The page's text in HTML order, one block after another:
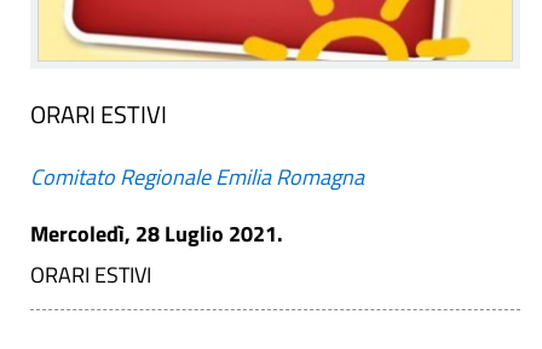
ORARI ESTIVI
Comitato Regionale Emilia Romagna
Mercoledì, 28 Luglio 2021.
ORARI ESTIVI